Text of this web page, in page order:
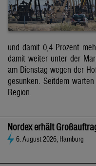
und damit 0,4 Prozent
damit weiter unter der
am Dienstag wegen der
gesunken. Seitdem
Region.
Nordex erhält
6. August 2026, Hamburg